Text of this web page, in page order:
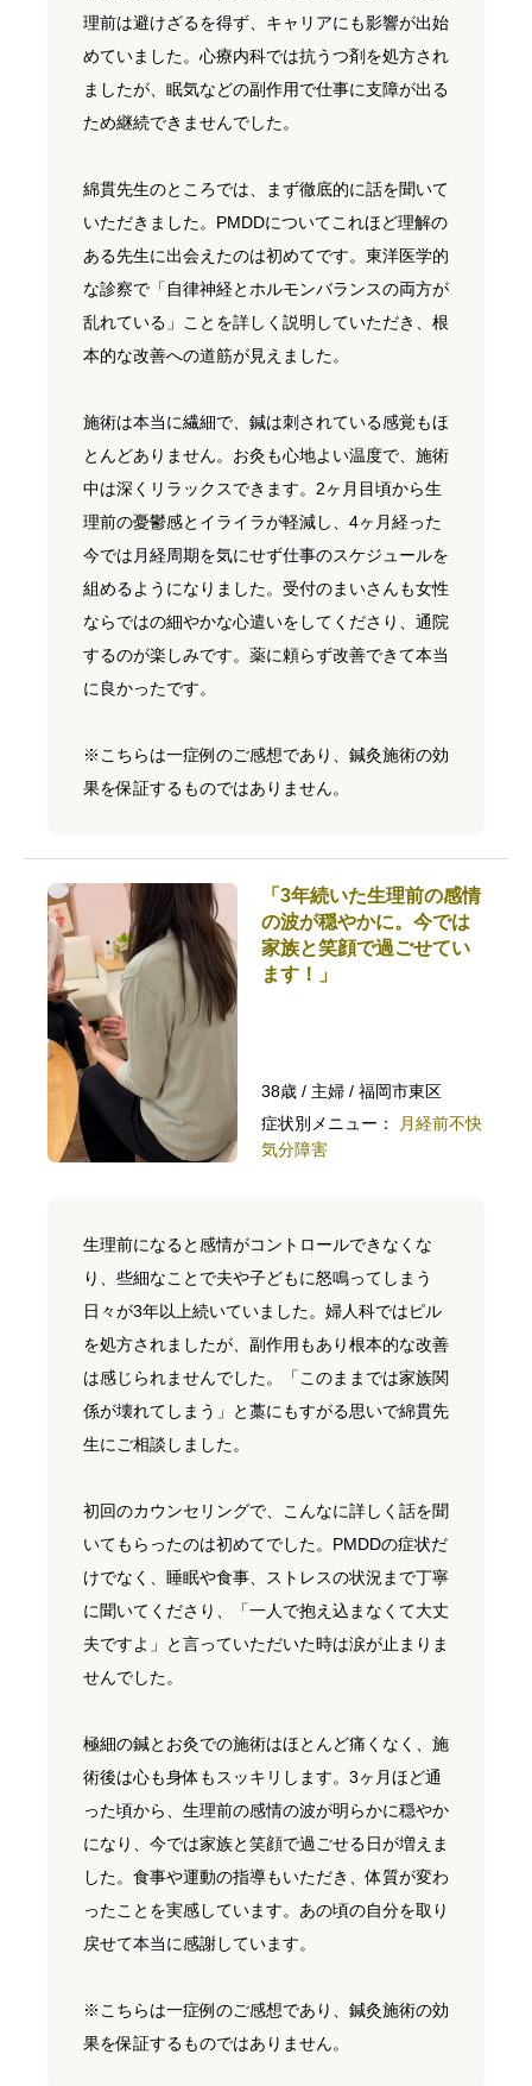
理前は避けざるを得ず、キャリアにも影響が出始
めていました。心療内科では抗うつ剤を処方され
ましたが、眠気などの副作用で仕事に支障が出る
ため継続できませんでした。
綿貫先生のところでは、まず徹底的に話を聞いて
いただきました。PMDDについてこれほど理解の
ある先生に出会えたのは初めてです。東洋医学的
な診察で「自律神経とホルモンバランスの両方が
乱れている」ことを詳しく説明していただき、根
本的な改善への道筋が見えました。
施術は本当に繊細で、鍼は刺されている感覚もほ
とんどありません。お灸も心地よい温度で、施術
中は深くリラックスできます。2ヶ月目頃から生
理前の憂鬱感とイライラが軽減し、4ヶ月経った
今では月経周期を気にせず仕事のスケジュールを
組めるようになりました。受付のまいさんも女性
ならではの細やかな心遣いをしてくださり、通院
するのが楽しみです。薬に頼らず改善できて本当
に良かったです。
※こちらは一症例のご感想であり、鍼灸施術の効
果を保証するものではありません。
「3年続いた生理前の感情
の波が穏やかに。今では
家族と笑顔で過ごせてい
ます！」
38歳 / 主婦 / 福岡市東区
症状別メニュー：
月経前不快
気分障害
生理前になると感情がコントロールできなくな
り、些細なことで夫や子どもに怒鳴ってしまう
日々が3年以上続いていました。婦人科ではピル
を処方されましたが、副作用もあり根本的な改善
は感じられませんでした。「このままでは家族関
係が壊れてしまう」と藁にもすがる思いで綿貫先
生にご相談しました。
初回のカウンセリングで、こんなに詳しく話を聞
いてもらったのは初めてでした。PMDDの症状だ
けでなく、睡眠や食事、ストレスの状況まで丁寧
に聞いてくださり、「一人で抱え込まなくて大丈
夫ですよ」と言っていただいた時は涙が止まりま
せんでした。
極細の鍼とお灸での施術はほとんど痛くなく、施
術後は心も身体もスッキリします。3ヶ月ほど通
った頃から、生理前の感情の波が明らかに穏やか
になり、今では家族と笑顔で過ごせる日が増えま
した。食事や運動の指導もいただき、体質が変わ
ったことを実感しています。あの頃の自分を取り
戻せて本当に感謝しています。
※こちらは一症例のご感想であり、鍼灸施術の効
果を保証するものではありません。